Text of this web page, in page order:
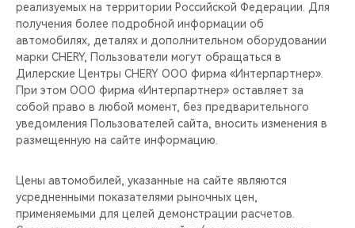
реализуемых на территории Российской Федерации. Для
получения более подробной информации об
автомобилях, деталях и дополнительном оборудовании
марки CHERY, Пользователи могут обращаться в
Дилерские Центры CHERY ООО фирма «Интерпартнер».
При этом ООО фирма «Интерпартнер» оставляет за
собой право в любой момент, без предварительного
уведомления Пользователей сайта, вносить изменения в
размещенную на сайте информацию.
Цены автомобилей, указанные на сайте являются
усредненными показателями рыночных цен,
применяемыми для целей демонстрации расчетов.